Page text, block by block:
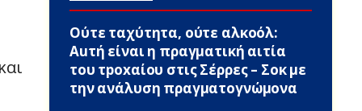
Ούτε ταχύτητα, ούτε αλκοόλ:
Αuτή είναι η πραγματική αιτία
του τpoxαίου στις Σέρρες – Σoκ με
την ανάλυση πραγματογνώμονα